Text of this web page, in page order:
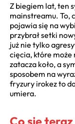
Z biegiem lat, ten
mainstreamu. To,
pojawia się na
przybrał setki
już nie tylko
cięcia, które może
zatacza koło, a
sposobem na
fryzury irokez to
umiera.
Co się